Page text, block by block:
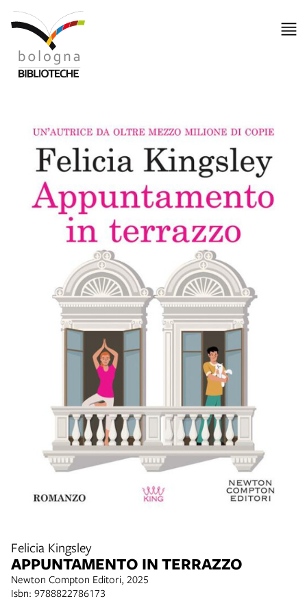
Felicia Kingsley
APPUNTAMENTO IN TERRAZZO
Newton Compton Editori, 2025
Isbn: 9788822786173